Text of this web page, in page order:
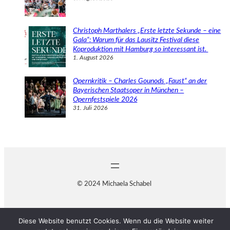
Christoph Marthalers „Erste letzte Sekunde – eine
Gala“: Warum für das Lausitz Festival diese
Koproduktion mit Hamburg so interessant ist.
1. August 2026
Opernkritik – Charles Gounods „Faust“ an der
Bayerischen Staatsoper in München –
Opernfestspiele 2026
31. Juli 2026
© 2024 Michaela Schabel
Diese Website benutzt Cookies. Wenn du die Website weiter